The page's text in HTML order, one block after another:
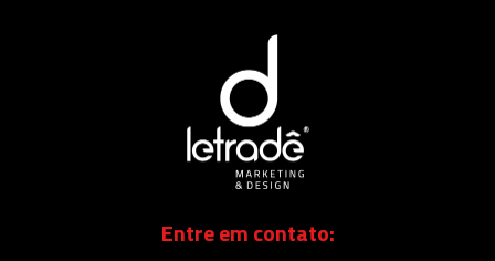
Entre em contato: